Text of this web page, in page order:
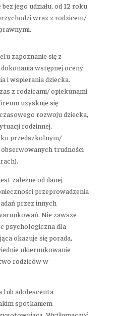
jego udziału, od 12 roku
wraz z rodzicem/
zapoznanie się z
wstępnej oceny
i wspierania dziecka.
z rodzicami/ opiekunami
uzyskuje się
rozwoju dziecka,
rodzinnej,
przedszkolnym/
trudności
zależne od danej
przeprowadzenia
przez innych
Nie zawsze
psychologiczna dla
okazuje się porada,
ukierunkowanie
rodziców w
lub adolescenta
spotkaniem